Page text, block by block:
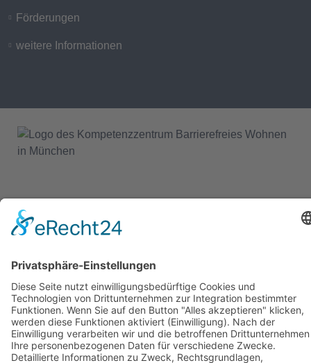
Förderungen
weitere Informationen
© 2025 - Alle Rechte vorbehalten.